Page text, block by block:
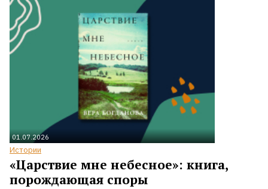
01.07.2026
Истории
«Царствие мне небесное»: книга,
порождающая споры